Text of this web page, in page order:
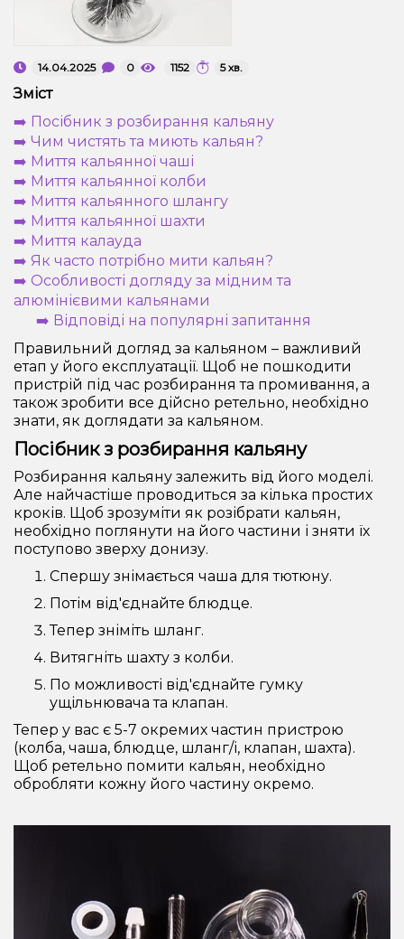
Подарункові набори
14.04.2025 0 1152 5 хв.
Зміст
➡️ Посібник з розбирання кальяну
➡️ Чим чистять та миють кальян?
➡️ Миття кальянної чаші
➡️ Миття кальянної колби
➡️ Миття кальянного шлангу
➡️ Миття кальянної шахти
➡️ Миття калауда
➡️ Як часто потрібно мити кальян?
➡️ Особливості догляду за мідним та
алюмінієвими кальянами
➡️ Відповіді на популярні запитання
Правильний догляд за кальяном – важливий
етап у його експлуатації. Щоб не пошкодити
пристрій під час розбирання та промивання, а
також зробити все дійсно ретельно, необхідно
знати, як доглядати за кальяном.
Посібник з розбирання кальяну
Розбирання кальяну залежить від його моделі.
Але найчастіше проводиться за кілька простих
кроків. Щоб зрозуміти як розібрати кальян,
необхідно поглянути на його частини і зняти їх
поступово зверху донизу.
Спершу знімається чаша для тютюну.
Потім від'єднайте блюдце.
Тепер зніміть шланг.
Витягніть шахту з колби.
По можливості від'єднайте гумку
ущільнювача та клапан.
Тепер у вас є 5-7 окремих частин пристрою
(колба, чаша, блюдце, шланг/і, клапан, шахта).
Щоб ретельно помити кальян, необхідно
обробляти кожну його частину окремо.